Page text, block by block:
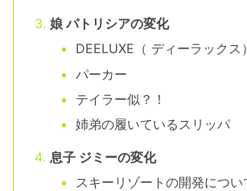
娘 パトリシアの変化
DEELUXE（ ディーラック
パーカー
テイラー似？！
姉弟の履いているスリッパ
息子 ジミーの変化
スキーリゾートの開発につい